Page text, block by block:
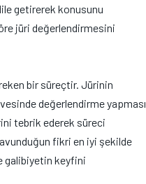
getirerek konusunu
jüri değerlendirmesini
bir süreçtir. Jürinin
değerlendirme yapması
tebrik ederek süreci
fikri en iyi şekilde
galibiyetin keyfini